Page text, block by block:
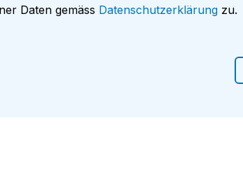
Daten gemäss Datenschutzerklärung zu.